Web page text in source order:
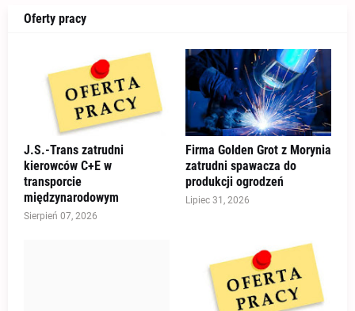
Oferty pracy
J.S.-Trans zatrudni
kierowców C+E w
transporcie
międzynarodowym
Sierpień 07, 2026
Firma Golden Grot z Morynia
zatrudni spawacza do
produkcji ogrodzeń
Lipiec 31, 2026